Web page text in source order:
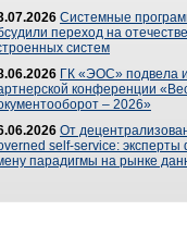
Системные
переход на
систем
ГК «ЭОС» подвела
конференции
– 2026»
От
self-service: эксперты
парадигмы на рынке